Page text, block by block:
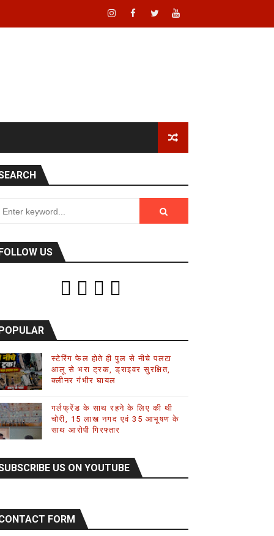
FOLLOW US
POPULAR
स्टेरिंग फेल होते ही पुल से नीचे पलटा
आलू से भरा ट्रक, ड्राइवर सुरक्षित,
क्लीनर गंभीर घायल
गर्लफ्रेंड के साथ रहने के लिए की थी
चोरी, 15 लाख नगद एवं 35 आभूषण के
साथ आरोपी गिरफ्तार
US ON YOUTUBE
FORM